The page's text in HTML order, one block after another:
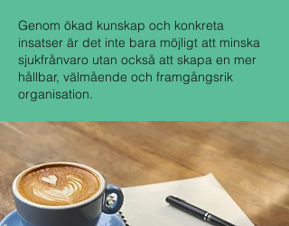
Genom ökad kunskap och konkreta
insatser är det inte bara möjligt att minska
sjukfrånvaro utan också att skapa en mer
hållbar, välmående och framgångsrik
organisation.